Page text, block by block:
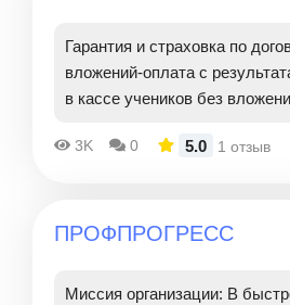
Гарантия и страховка по
вложений-оплата с
в кассе учеников без
3K 0 5.0 1 отзыв
ПРОФПРОГРЕСС
Миссия организации: В